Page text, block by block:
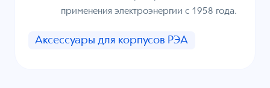
применения электроэнергии с 1958 года.
Аксессуары для корпусов РЭА